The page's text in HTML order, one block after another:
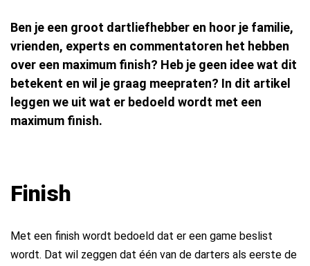
Ben je een groot dartliefhebber en hoor je familie,
vrienden, experts en commentatoren het hebben
over een maximum finish? Heb je geen idee wat dit
betekent en wil je graag meepraten? In dit artikel
leggen we uit wat er bedoeld wordt met een
maximum finish.
Finish
Met een finish wordt bedoeld dat er een game beslist
wordt. Dat wil zeggen dat één van de darters als eerste de